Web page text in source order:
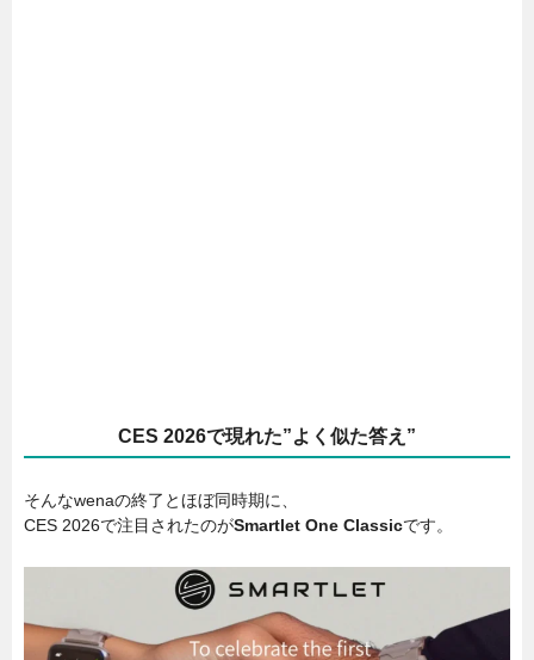
CES 2026で現れた”よく似た答え”
そんなwenaの終了とほぼ同時期に、
CES 2026で注目されたのがSmartlet One Classicです。